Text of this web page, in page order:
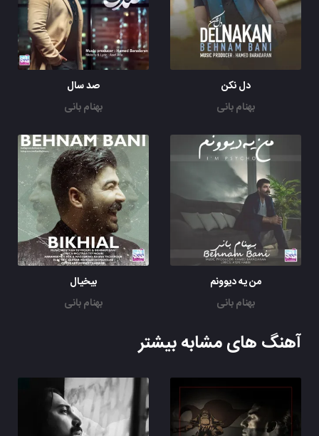
دل نکن
بهنام بانی
صد سال
بهنام بانی
من یه دیوونم
بهنام بانی
بیخیال
بهنام بانی
آهنگ های مشابه بیشتر